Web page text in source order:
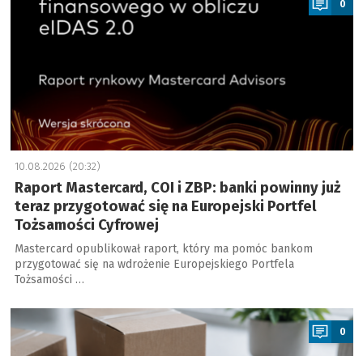
0
10.08.2026 (20:32)
Raport Mastercard, COI i ZBP: banki powinny już
teraz przygotować się na Europejski Portfel
Tożsamości Cyfrowej
Mastercard opublikował raport, który ma pomóc bankom
przygotować się na wdrożenie Europejskiego Portfela
Tożsamości …
a
0